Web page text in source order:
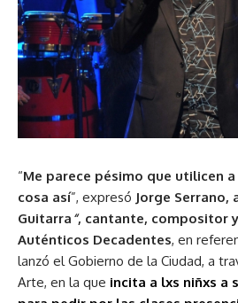
“Me parece pésimo que utilicen
cosa así”, expresó Jorge Serrano,
Guitarra “, cantante, compositor
Auténticos Decadentes, en
lanzó el Gobierno de la Ciudad, a
Arte, en la que incita a lxs niñxs a